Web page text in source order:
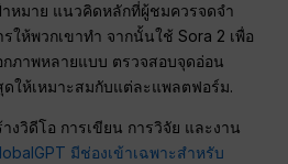
าหมาย แนวคิดหลักที่ผู้ชมควรจดจำ
ให้พวกเขาทำ จากนั้นใช้ Sora 2 เพื่อ
ภาพหลายแบบ ตรวจสอบจุดอ่อน
ให้เหมาะสมกับแต่ละแพลตฟอร์ม.
งวิดีโอ การเขียน การวิจัย และงาน
มีช่องเข้าเฉพาะสำหรับ